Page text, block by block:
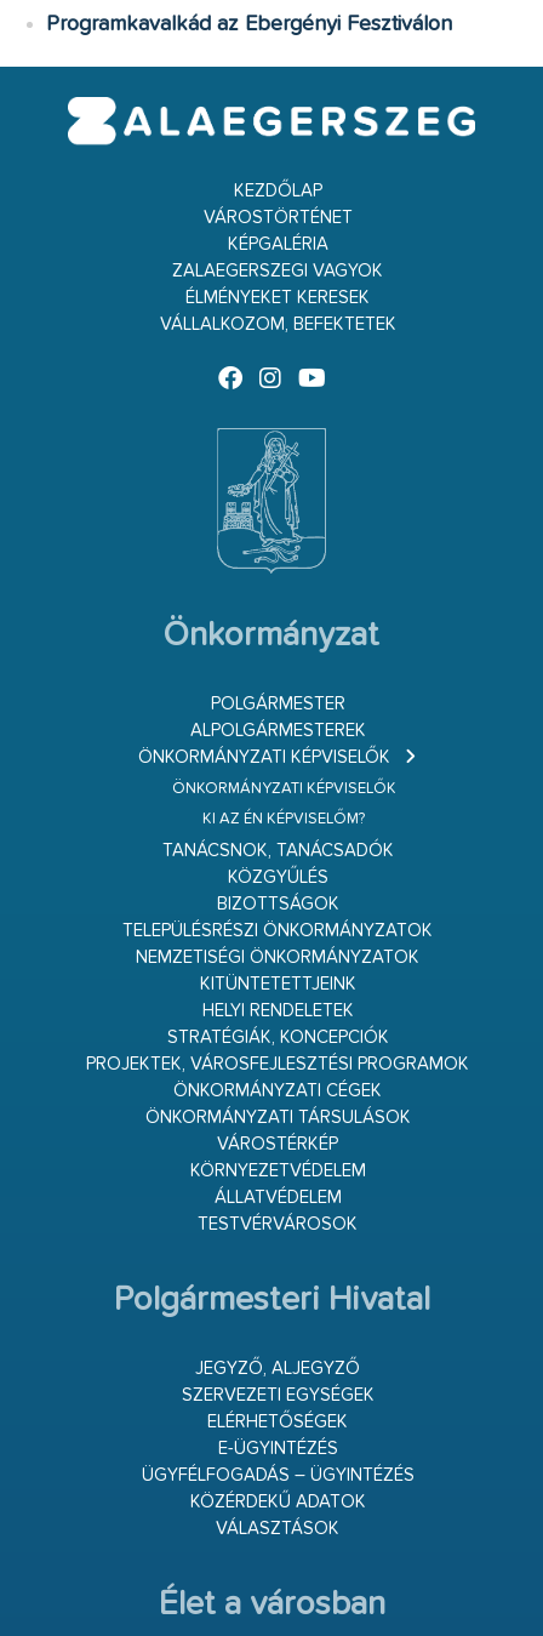
Programkavalkád az Ebergényi Fesztiválon
KEZDŐLAP
VÁROSTÖRTÉNET
KÉPGALÉRIA
ZALAEGERSZEGI VAGYOK
ÉLMÉNYEKET KERESEK
VÁLLALKOZOM, BEFEKTETEK
Önkormányzat
POLGÁRMESTER
ALPOLGÁRMESTEREK
ÖNKORMÁNYZATI KÉPVISELŐK
ÖNKORMÁNYZATI KÉPVISELŐK
KI AZ ÉN KÉPVISELŐM?
TANÁCSNOK, TANÁCSADÓK
KÖZGYŰLÉS
BIZOTTSÁGOK
TELEPÜLÉSRÉSZI ÖNKORMÁNYZATOK
NEMZETISÉGI ÖNKORMÁNYZATOK
KITÜNTETETTJEINK
HELYI RENDELETEK
STRATÉGIÁK, KONCEPCIÓK
PROJEKTEK, VÁROSFEJLESZTÉSI PROGRAMOK
ÖNKORMÁNYZATI CÉGEK
ÖNKORMÁNYZATI TÁRSULÁSOK
VÁROSTÉRKÉP
KÖRNYEZETVÉDELEM
ÁLLATVÉDELEM
TESTVÉRVÁROSOK
Polgármesteri Hivatal
JEGYZŐ, ALJEGYZŐ
SZERVEZETI EGYSÉGEK
ELÉRHETŐSÉGEK
E-ÜGYINTÉZÉS
ÜGYFÉLFOGADÁS – ÜGYINTÉZÉS
KÖZÉRDEKŰ ADATOK
VÁLASZTÁSOK
Élet a városban